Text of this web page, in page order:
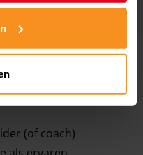
(of coach)